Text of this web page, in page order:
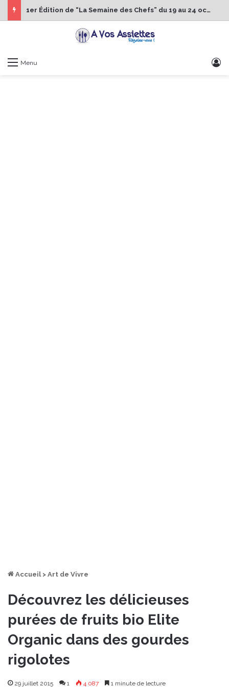
1er Édition de “La Semaine des Chefs” du 19 au 24 octobre 2026
Menu
Accueil > Art de Vivre
Découvrez les délicieuses
purées de fruits bio Elite
Organic dans des gourdes
rigolotes
29 juillet 2015 1 4 087 1 minute de lecture